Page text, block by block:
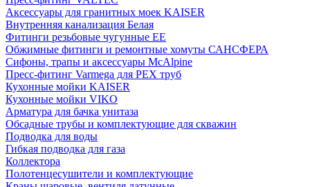
Аксессуары для гранитных моек KAISER
Внутренняя канализация Белая
Фитинги резьбовые чугунные EE
Обжимные фитинги и ремонтные хомуты САНСФЕРА
Сифоны, трапы и аксессуары McAlpine
Пресс-фитинг Varmega для PEX труб
Кухонные мойки KAISER
Кухонные мойки VIKO
Арматура для бачка унитаза
Обсадные трубы и комплектующие для скважин
Подводка для воды
Гибкая подводка для газа
Коллектора
Полотенцесушители и комплектующие